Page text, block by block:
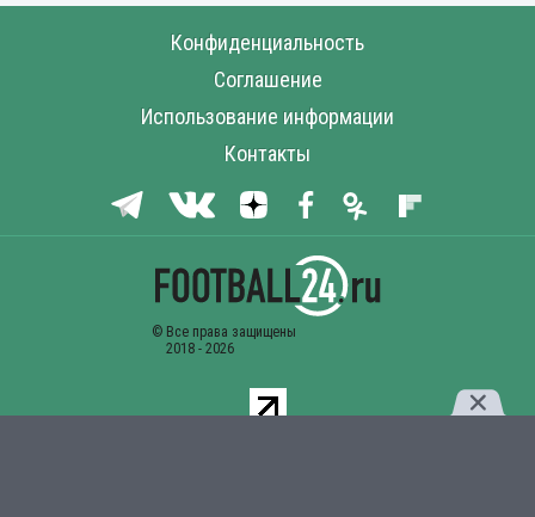
Конфиденциальность
Соглашение
Использование информации
Контакты